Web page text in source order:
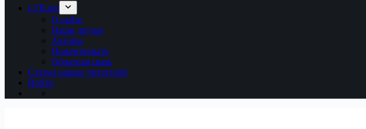
LTB.net
О сайте
Наши друзья
Авторы
Пожертвовать
Обратная связь
Статьи наших читателей
Войти